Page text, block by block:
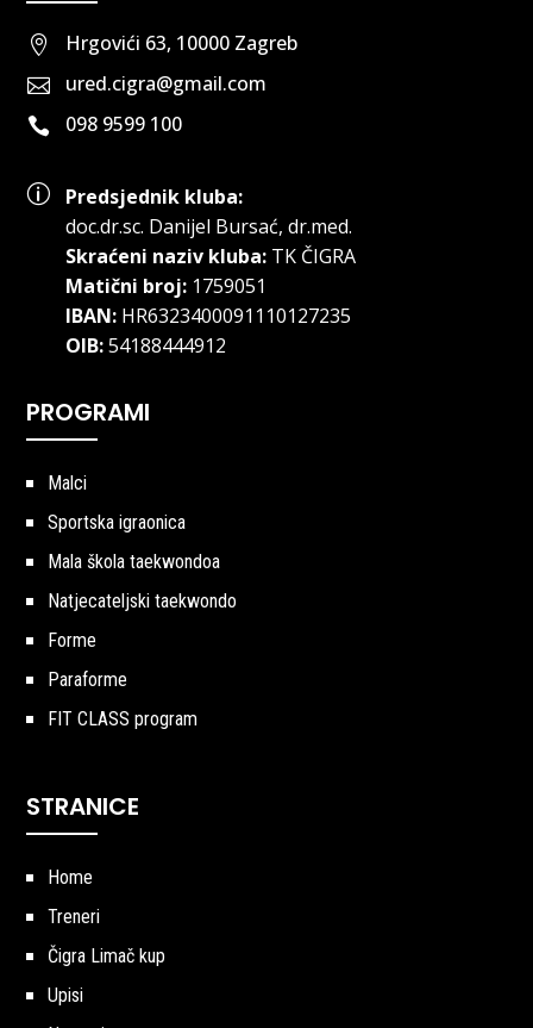
 Hrgovići 63, 10000 Zagreb
 ured.cigra@gmail.com
 098 9599 100
p
Predsjednik kluba:
doc.dr.sc. Danijel Bursać, dr.med.
Skraćeni naziv kluba:TK ČIGRA
Matični broj:1759051
IBAN:HR6323400091110127235
OIB:54188444912
PROGRAMI
Malci
Sportska igraonica
Mala škola taekwondoa
Natjecateljski taekwondo
Forme
Paraforme
FIT CLASS program
STRANICE
Home
Treneri
Čigra Limač kup
Upisi